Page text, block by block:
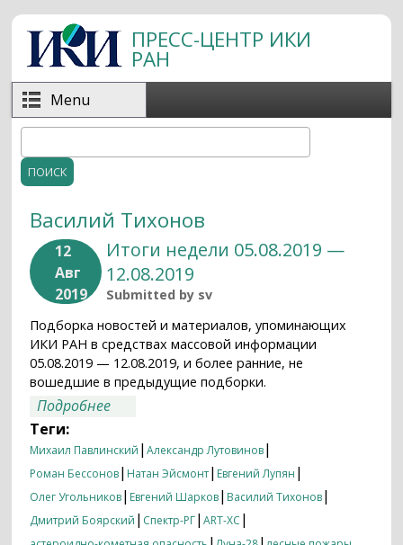
Перейти к основному содержанию
ПРЕСС-ЦЕНТР ИКИ
РАН
Menu
Форма поиска
Василий Тихонов
12
Авг
2019
Итоги недели 05.08.2019 —
12.08.2019
Submitted by sv
Подборка новостей и материалов, упоминающих
ИКИ РАН в средствах массовой информации
05.08.2019 — 12.08.2019, и более ранние, не
вошедшие в предыдущие подборки.
Подробнее
Теги:
Михаил Павлинский |Александр Лутовинов|
Роман Бессонов| Натан Эйсмонт| Евгений Лупян |
Олег Угольников| Евгений Шарков| Василий Тихонов|
Дмитрий Боярский | Спектр-РГ|ART-XC |